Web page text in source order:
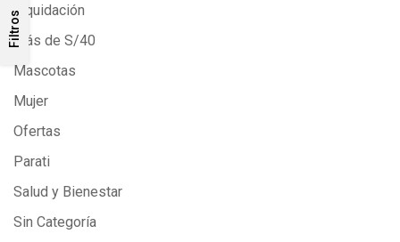
Liquidación
Más de S/40
Mascotas
Mujer
Ofertas
Parati
Salud y Bienestar
Sin Categoría
Filtros